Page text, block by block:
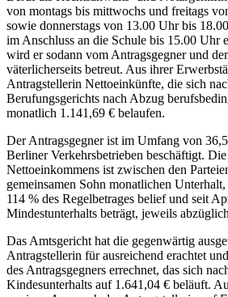
von montags bis mittwochs und freitags
sowie donnerstags von 13.00 Uhr bis
im Anschluss an die Schule bis 15.00 Uhr
wird er sodann vom Antragsgegner und
väterlicherseits betreut. Aus ihrer
Antragstellerin Nettoeinkünfte, die sich
Berufungsgerichts nach Abzug
monatlich 1.141,69 € belaufen.
Der Antragsgegner ist im Umfang von
Berliner Verkehrsbetrieben beschäftigt.
Nettoeinkommens ist zwischen den
gemeinsamen Sohn monatlichen
114 % des Regelbetrages belief und seit
Mindestunterhalts beträgt, jeweils
Das Amtsgericht hat die gegenwärtig
Antragstellerin für ausreichend erachtet
des Antragsgegners errechnet, das sich
Kindesunterhalts auf 1.641,04 € beläuft.